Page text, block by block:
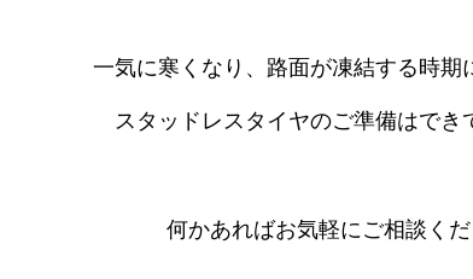
一気に寒くなり、路面が凍結する時期
スタッドレスタイヤのご準備はでき
何かあればお気軽にご相談くだ